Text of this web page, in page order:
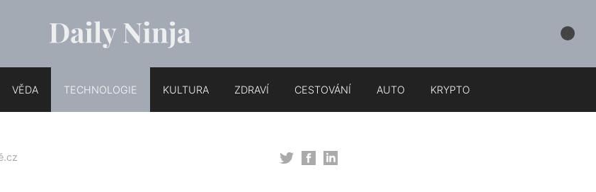
VĚDA TECHNOLOGIE KULTURA ZDRAVÍ CESTOVÁNÍ AUTO KRYPTO